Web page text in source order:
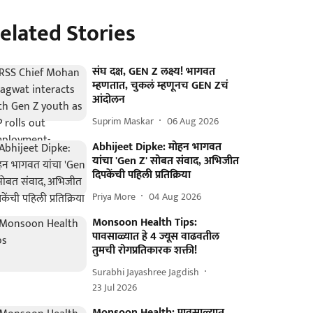
Stories
संघ दक्ष, GEN Z लक्ष्य! भागवत
म्हणतात, चुकलं म्हणूनच GEN Zचं
आंदोलन
Suprim Maskar 06 Aug 2026
Abhijeet Dipke: मोहन भागवत
यांचा 'Gen Z' सोबत संवाद, अभिजीत
दिपकेंची पहिली प्रतिक्रिया
Priya More 04 Aug 2026
Monsoon Health Tips:
पावसाळ्यात हे 4 ज्यूस वाढवतील
तुमची रोगप्रतिकारक शक्ती!
Surabhi Jayashree Jagdish
23 Jul 2026